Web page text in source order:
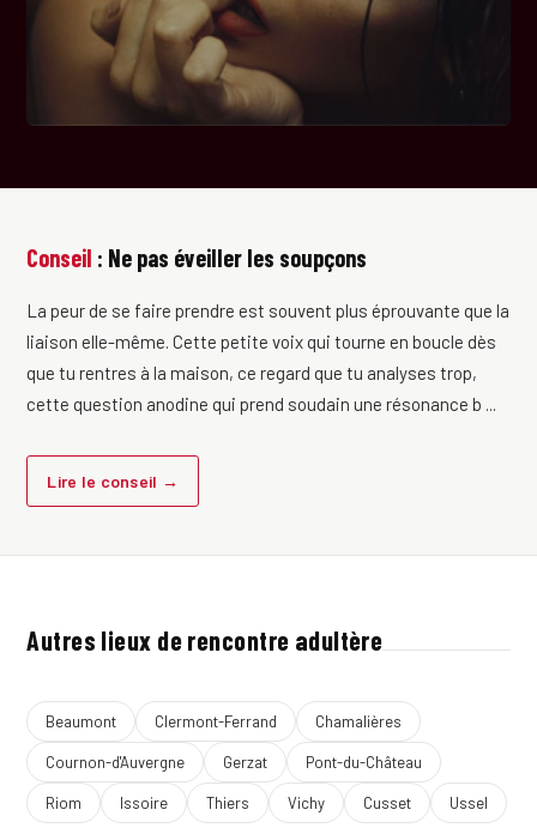
Conseil : Ne pas éveiller les soupçons
La peur de se faire prendre est souvent plus éprouvante que la
liaison elle-même. Cette petite voix qui tourne en boucle dès
que tu rentres à la maison, ce regard que tu analyses trop,
cette question anodine qui prend soudain une résonance b ...
Lire le conseil →
Autres lieux de rencontre adultère
Beaumont Clermont-Ferrand Chamalières
Cournon-d'Auvergne Gerzat Pont-du-Château
Riom Issoire Thiers Vichy Cusset Ussel